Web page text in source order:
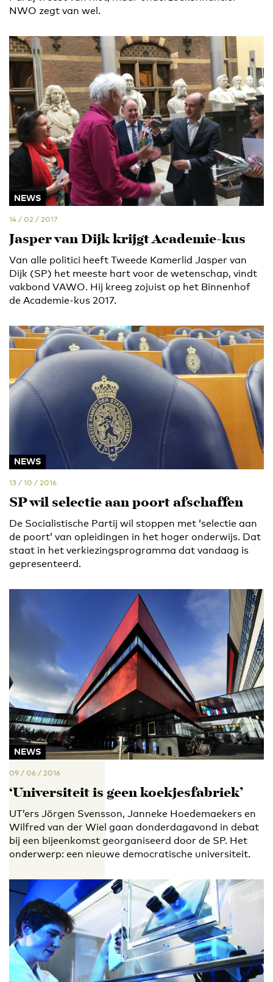
NWO zegt van wel.
NEWS
14 / 02 / 2017
Jasper van Dijk krijgt Academie-kus
Van alle politici heeft Tweede Kamerlid Jasper van
Dijk (SP) het meeste hart voor de wetenschap, vindt
vakbond VAWO. Hij kreeg zojuist op het Binnenhof
de Academie-kus 2017.
NEWS
13 / 10 / 2016
SP wil selectie aan poort afschaffen
De Socialistische Partij wil stoppen met ‘selectie aan
de poort’ van opleidingen in het hoger onderwijs. Dat
staat in het verkiezingsprogramma dat vandaag is
gepresenteerd.
NEWS
09 / 06 / 2016
‘Universiteit is geen koekjesfabriek’
UT’ers Jörgen Svensson, Janneke Hoedemaekers en
Wilfred van der Wiel gaan donderdagavond in debat
bij een bijeenkomst georganiseerd door de SP. Het
onderwerp: een nieuwe democratische universiteit.